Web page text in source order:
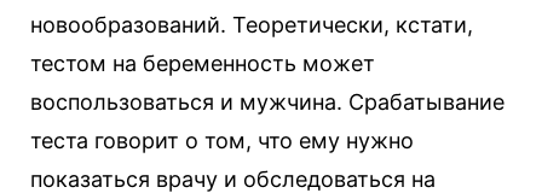
новообразований. Теоретически, кстати,
тестом на беременность может
воспользоваться и мужчина. Срабатывание
теста говорит о том, что ему нужно
показаться врачу и обследоваться на